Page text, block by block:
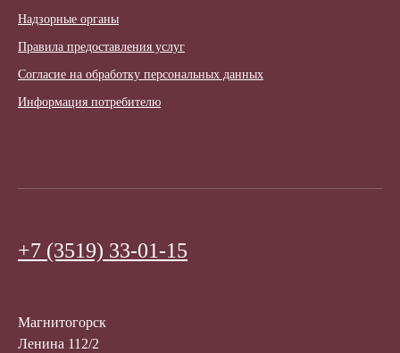
Надзорные органы
Правила предоставления услуг
Согласие на обработку персональных данных
Информация потребителю
+7 (3519) 33-01-15
Магнитогорск
Ленина 112/2